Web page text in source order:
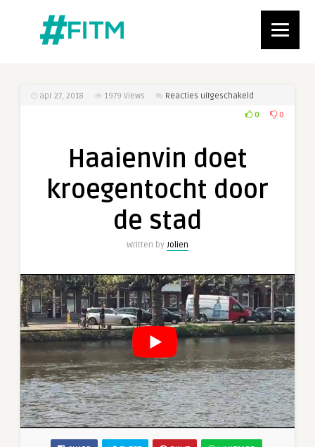
apr 27, 2018 1979 Views Reacties uitgeschakeld
Haaienvin
stad
0 0
Haaienvin doet
kroegentocht door
de stad
Written by Jolien